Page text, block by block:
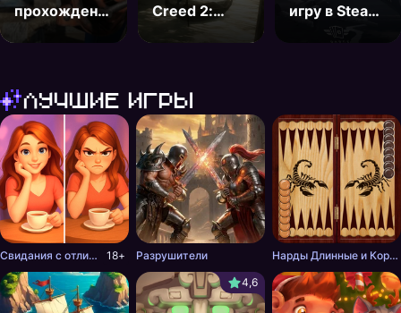
прохождение
игры Fallout
до финала
Creed 2:
игру в Steam
в России
Лучшие игры
Свидания с отличиями 18+ Разрушители Нарды Длинные и Короткие онлайн
4,6